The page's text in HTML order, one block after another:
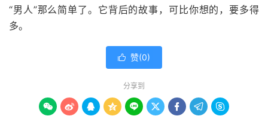
“男人”那么简单了。它背后的故事，可比你想的，要多得
多。
 赞(0)
分享到
        